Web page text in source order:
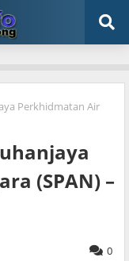
Perkhidmatan Air
(SPAN) –
0